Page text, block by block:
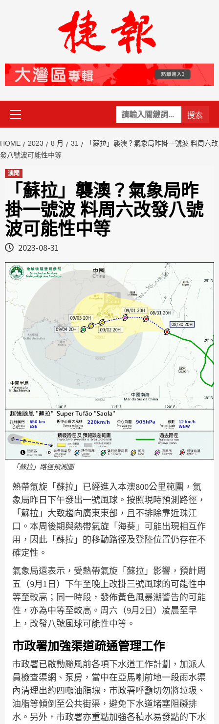
關
鍵
Primary
Menu
HOME 2023 8 月 31
「蘇拉」襲澳？氣象局昨掛一號波 料周六改
發八號波可能性中等
澳聞
「蘇拉」襲澳？氣象局昨
掛一號波 料周六改發八號
波可能性中等
2023-08-31
「蘇拉」路徑預測圖
熱帶氣旋「蘇拉」已經進入本澳800公里範圍，氣
象局昨日下午發出一號風球。按照現時預測路徑，
「蘇拉」大致趨向廣東東部，且不排除靠近珠江
口。本周後期與熱帶氣旋「海葵」可能出現相互作
用，因此「蘇拉」的移動路徑及登陸位置仍存在不
確定性。
氣象局還表示，受熱帶氣旋「蘇拉」影響，預計周
五（9月1日）下午至晚上改掛三號風球的可能性中
等至較高；同一時段，發佈黃色風暴潮警告的可能
性，亦為中等至較高。周六（9月2日）凌晨至早
上，改發八號風球可能性中等。
市政署加強渠道疏通管理工作
市政署已啟動颱風前各項下水道工作計劃，加派人
員檢查渠網、泵房，當中在亞馬喇前地一段雨水渠
內清理出約四噸油脂塊，市政署呼籲切勿將垃圾、
油脂等傾倒至公共街渠，避免下水道堵塞阻礙排
水。另外，市政署亦重點加強各積水易發點的下水